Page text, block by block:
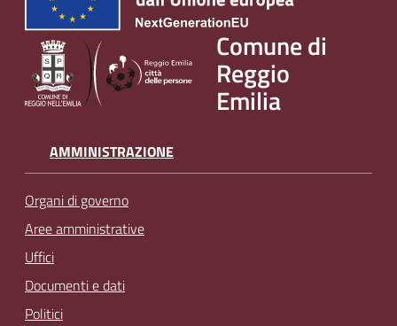
e
Seguici
su
Comune di
Reggio
Emilia
AMMINISTRAZIONE
Organi di governo
Aree amministrative
Uffici
Documenti e dati
Politici